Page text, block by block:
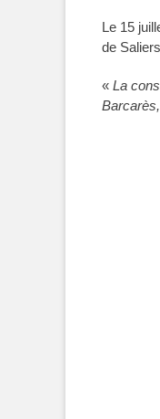
Le 15
de
« La